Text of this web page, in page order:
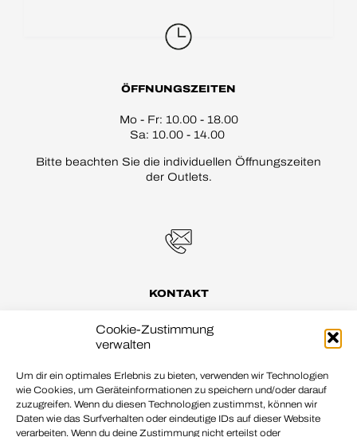
Cookie-Zustimmung
verwalten
Um dir ein optimales Erlebnis zu bieten, verwenden wir Technologien
wie Cookies, um Geräteinformationen zu speichern und/oder darauf
zuzugreifen. Wenn du diesen Technologien zustimmst, können wir
Daten wie das Surfverhalten oder eindeutige IDs auf dieser Website
verarbeiten. Wenn du deine Zustimmung nicht erteilst oder
ÖFFNUNGSZEITEN
Mo - Fr: 10.00 - 18.00
Sa: 10.00 - 14.00
Bitte beachten Sie die individuellen Öffnungszeiten
der Outlets.
KONTAKT
pirmasens@schuhstadt.de